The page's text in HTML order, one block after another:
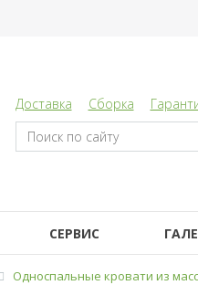
Доставка Сборка
СЕРВИС
Односпальные кровати из